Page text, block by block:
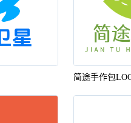
简途手作包